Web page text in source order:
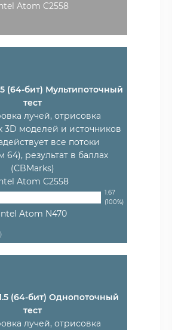
Atom C2558
(64-бит) Мультипоточный
тест
лучей, отрисовка
3D моделей и источников
все потоки
64), результат в баллах
(CBMarks)
Atom C2558
1.67
(100%)
Atom N470
(64-бит) Однопоточный
тест
лучей, отрисовка